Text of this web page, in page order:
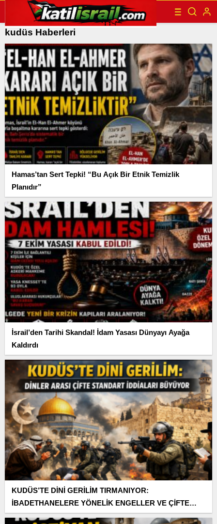
kudüs Haberleri
Hamas’tan Sert Tepki! “Bu Açık Bir Etnik Temizlik
Planıdır”
İsrail’den Tarihi Skandal! İdam Yasası Dünyayı Ayağa
Kaldırdı
KUDÜS’TE DİNİ GERİLİM TIRMANIYOR:
İBADETHANELERE YÖNELİK ENGELLER VE ÇİFTE
STANDART TARTIŞMASI